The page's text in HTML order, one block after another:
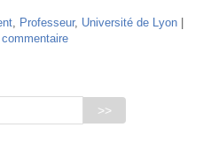
, Professeur, Université de Lyon